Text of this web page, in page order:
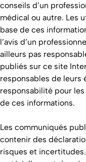
conseils d’un
médical ou autre. Les
base de ces
l’avis d’un
ailleurs pas
publiés sur ce site
responsables de leurs
responsabilité pour
de ces informations.
Les communiqués
contenir des
risques et